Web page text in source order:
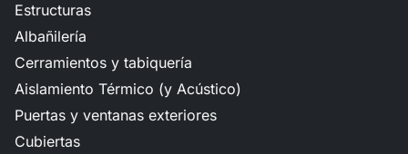
Estructuras
Albañilería
Cerramientos y tabiquería
Aislamiento Térmico (y Acústico)
Puertas y ventanas exteriores
Cubiertas